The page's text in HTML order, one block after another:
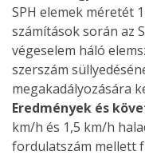
SPH elemek méretét
számítások során az
végeselem háló
szerszám
megakadályozására
Eredmények és
km/h és 1,5 km/h
fordulatszám mellett